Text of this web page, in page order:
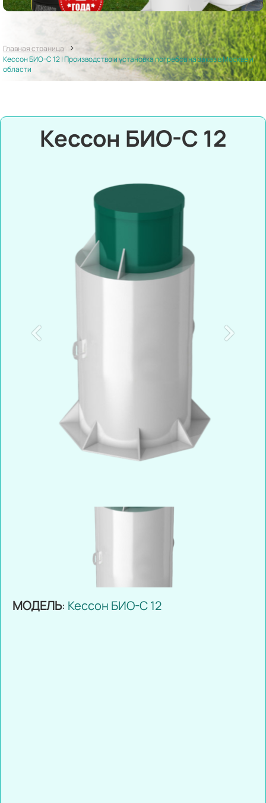
Главная страница >
Кессон БИО-С 12 | Производство и установка погребов на заказ в Москве и
области
Кессон БИО-С 12
МОДЕЛЬ: Кессон БИО-С 12